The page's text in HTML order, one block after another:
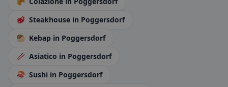
🥩 Steakhouse in Poggersdorf
🥙 Kebap in Poggersdorf
🥢 Asiatico in Poggersdorf
🍣 Sushi in Poggersdorf